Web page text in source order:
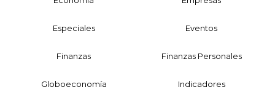
Especiales Eventos
Finanzas Finanzas Personales
Globoeconomía Indicadores